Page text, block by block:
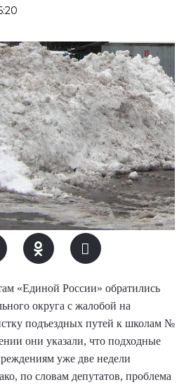
«Единой России» обратились
округа с жалобой на
подъездных путей к школам №
они указали, что подходные
уже две недели
по словам депутатов, проблема